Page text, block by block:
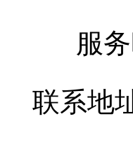
服
联系地